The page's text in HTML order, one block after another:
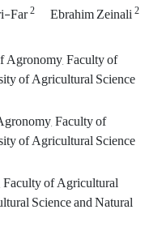
Far2 Ebrahim Zeinali2
Agronomy, Faculty of
of Agricultural Science
Faculty of
of Agricultural Science
Faculty of Agricultural
Science and Natural